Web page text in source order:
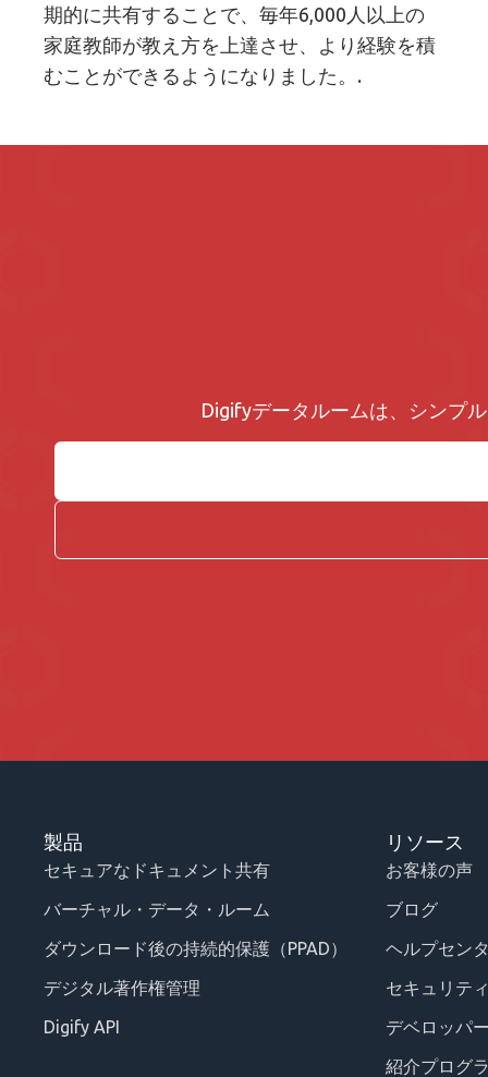
期的に共有することで、毎年6,000人以上の
家庭教師が教え方を上達させ、より経験を積
むことができるようになりました。.
Digifyデータルームは、シンプ
製品
セキュアなドキュメント共有
バーチャル・データ・ルーム
ダウンロード後の持続的保護（PPAD）
デジタル著作権管理
Digify API
リソース
お客様の声
ブログ
ヘルプセン
セキュリテ
デベロッパ
紹介プログ